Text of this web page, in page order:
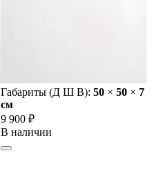
Габариты (Д Ш В): 50 × 50 × 7
cм
9 900 ₽
В наличии